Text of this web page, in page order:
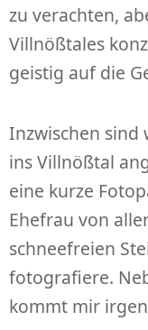
zu verachten,
Villnößtales
geistig auf die
Inzwischen sind
ins Villnößtal
eine kurze
Ehefrau von
schneefreien
fotografiere.
kommt mir